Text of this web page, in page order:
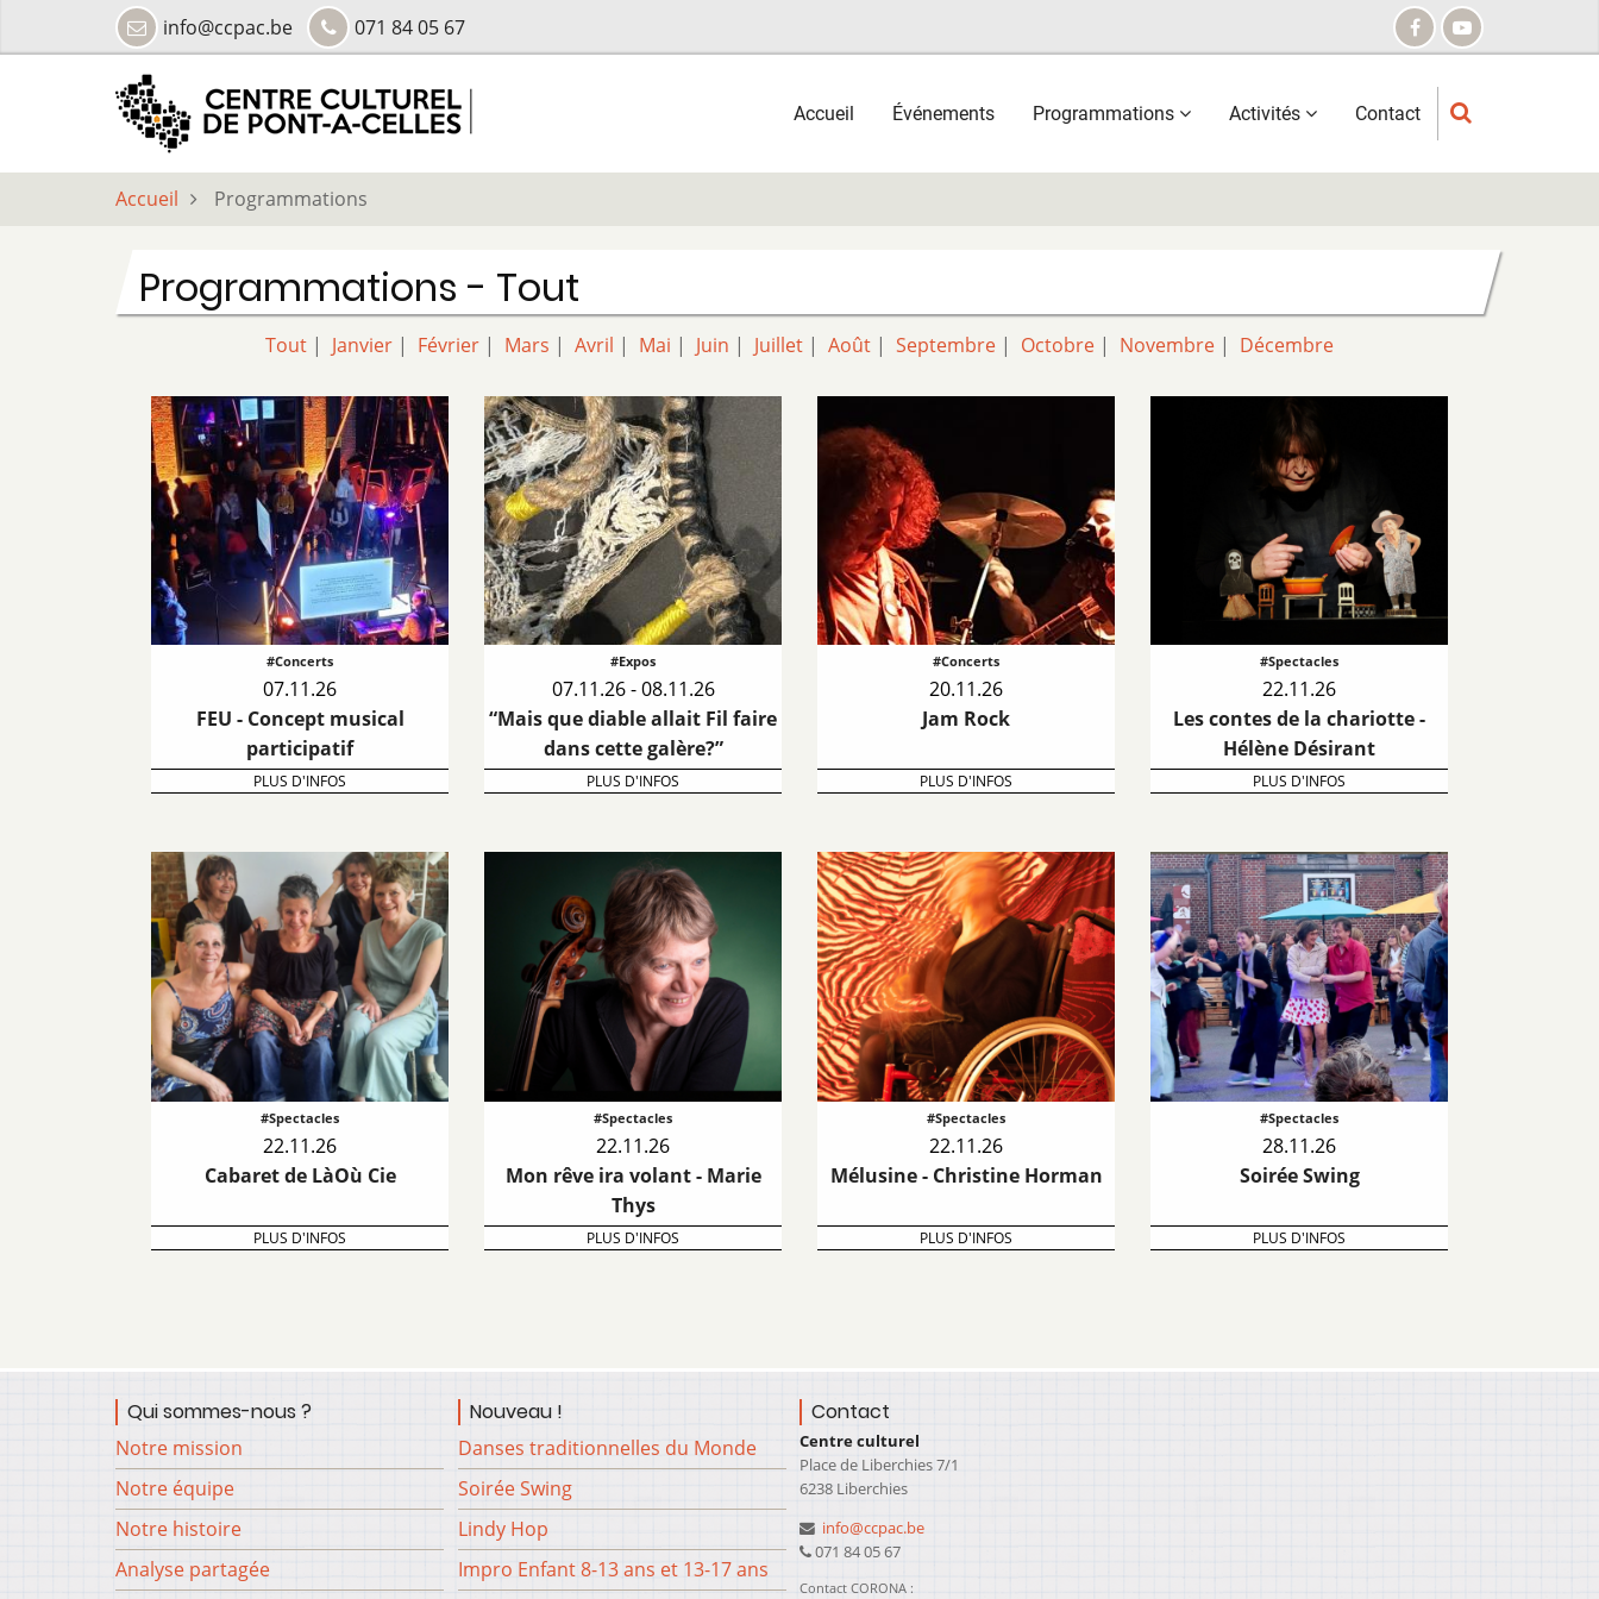
info@ccpac.be 071 84 05 67
Main
navigation
Accueil Événements Programmations Activités Contact
Accueil Programmations
Programmations - Tout
Tout | Janvier | Février | Mars | Avril | Mai | Juin | Juillet | Août | Septembre | Octobre | Novembre | Décembre
#Concerts
07.11.26
FEU - Concept musical
participatif
PLUS D'INFOS
#Expos
07.11.26 - 08.11.26
“Mais que diable allait Fil faire
dans cette galère?”
PLUS D'INFOS
#Concerts
20.11.26
Jam Rock
PLUS D'INFOS
#Spectacles
22.11.26
Les contes de la chariotte -
Hélène Désirant
PLUS D'INFOS
#Spectacles
22.11.26
Cabaret de LàOù Cie
PLUS D'INFOS
#Spectacles
22.11.26
Mon rêve ira volant - Marie
Thys
PLUS D'INFOS
#Spectacles
22.11.26
Mélusine - Christine Horman
PLUS D'INFOS
#Spectacles
28.11.26
Soirée Swing
PLUS D'INFOS
Qui sommes-nous ?
Notre mission
Notre équipe
Notre histoire
Analyse partagée
Nouveau !
Danses traditionnelles du Monde
Soirée Swing
Lindy Hop
Impro Enfant 8-13 ans et 13-17 ans
Contact
Centre culturel
Place de Liberchies 7/1
6238 Liberchies
info@ccpac.be
071 84 05 67
Contact CORONA :